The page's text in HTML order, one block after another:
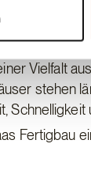
Vielfalt
stehen
Schnelligkeit
Fertigbau